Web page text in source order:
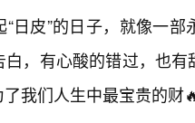
日皮”的日子，就像一
，有心酸的错过，也
我们人生中最宝贵的财